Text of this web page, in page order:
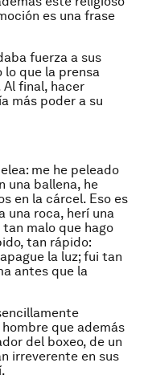
es una frase
fuerza a sus
lo que la prensa
Al final, hacer
más poder a su
me he peleado
una ballena, he
en la cárcel. Eso es
una roca, herí una
malo que hago
tan rápido:
la luz; fui tan
antes que la
que además
del boxeo, de un
irreverente en sus